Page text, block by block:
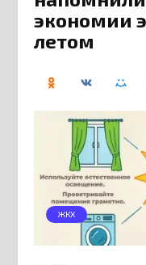
экономии
летом
ЖКХ